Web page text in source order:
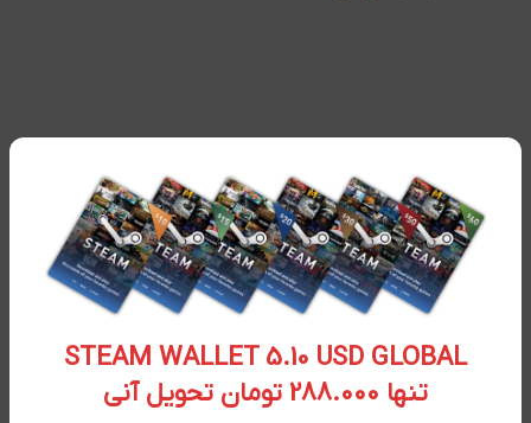
STEAM WALLET 5.10 USD GLOBAL
تنها 288.000 تومان تحویل آنی